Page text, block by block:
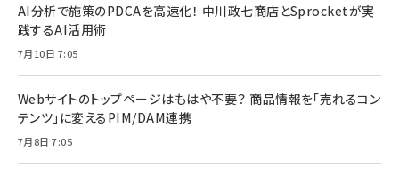
AI分析で施策のPDCAを高速化！ 中川政七商店とSprocketが実
践するAI活用術
7月10日 7:05
Webサイトのトップページはもはや不要？ 商品情報を「売れるコン
テンツ」に変えるPIM/DAM連携
7月8日 7:05